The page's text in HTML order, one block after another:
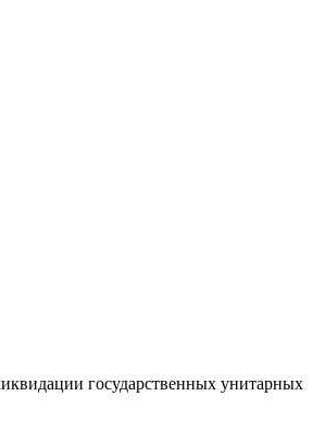
государственных унитарных